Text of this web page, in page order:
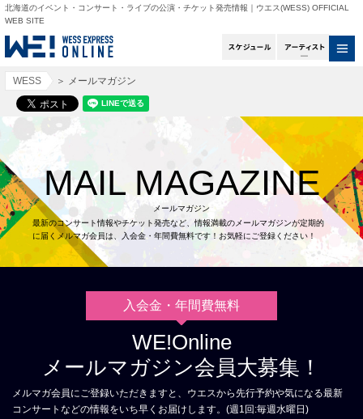
北海道のイベント・コンサート・ライブの公演・チケット発売情報｜ウエス(WESS) OFFICIAL
WEB SITE
スケジュールアー
WESS ＞ メールマガジン
MAIL MAGAZINE
メールマガジン
最新のコンサート情報やチケット発売など、情報満載のメールマガジンが定期的
に届くメルマガ会員は、入会金・年間費無料です！お気軽にご登録ください！
入会金・年間費無料
WE!Online
メールマガジン会員大募集！
メルマガ会員にご登録いただきますと、ウエスから先行予約や気になる最新
コンサートなどの情報をいち早くお届けします。(週1回:毎週水曜日)